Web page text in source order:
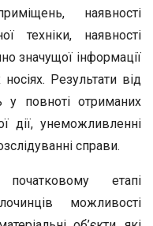
наявності
техніки, наявності
значущої інформації
Результати від
у повноті отриманих
дії, унеможливленні
справи.
етапі
можливості